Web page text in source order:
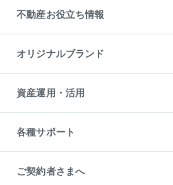
貸すガイド
事業用不動産
マンション投資
投資用マンション
アパート経営
収益物件
ビル購入（ビル一棟）
投資用不動産の売却査定
事業用不動産の売却査定
不動産お役立ち情報
マンションライブラリー
人気マンションランキング
暮らしに役立つ不動産メディア
不動産相場・不動産価格情報
不動産コラム・ニュース
不動産用語集
不動産なんでもネット相談室
住まいの税金
オリジナルブランド
一棟リノベーションマンション
L`GENTE（ルジェンテ）
区分リノベーションマンション
投資用一棟レジデンスWELL
不動産小口投資
LEGACIA（レガシア）
資産運用・活用
不動産M&A
アセットマネジメント・出資
各種サポート
相続サポート
リフォームサポート
ご契約者さまへ